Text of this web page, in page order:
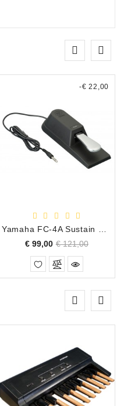
-€ 22,00
€ 99,00 Normale
prijs
€ 121,00Prijs